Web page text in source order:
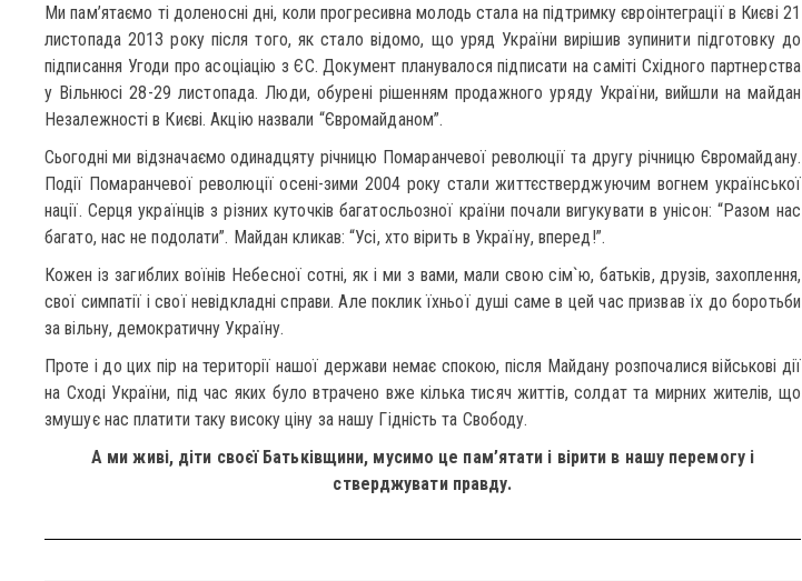
Ми пам’ятаємо ті доленосні дні, коли прогресивна молодь стала на підтримку євроінтеграції в Києві 21
листопада 2013 року після того, як стало відомо, що уряд України вирішив зупинити підготовку до
підписання Угоди про асоціацію з ЄС. Документ планувалося підписати на саміті Східного партнерства
у Вільнюсі 28-29 листопада. Люди, обурені рішенням продажного уряду України, вийшли на майдан
Незалежності в Києві. Акцію назвали “Євромайданом”.
Сьогодні ми відзначаємо одинадцяту річницю Помаранчевої революції та другу річницю Євромайдану.
Події Помаранчевої революції осені-зими 2004 року стали життєстверджуючим вогнем української
нації. Серця українців з різних куточків багатосльозної країни почали вигукувати в унісон: “Разом нас
багато, нас не подолати”. Майдан кликав: “Усі, хто вірить в Україну, вперед!”.
Кожен із загиблих воїнів Небесної сотні, як і ми з вами, мали свою сім`ю, батьків, друзів, захоплення,
свої симпатії і свої невідкладні справи. Але поклик їхньої душі саме в цей час призвав їх до боротьби
за вільну, демократичну Україну.
Проте і до цих пір на території нашої держави немає спокою, після Майдану розпочалися військові дії
на Сході України, під час яких було втрачено вже кілька тисяч життів, солдат та мирних жителів, що
змушує нас платити таку високу ціну за нашу Гідність та Свободу.
А ми живі, діти своєї Батьківщини, мусимо це пам’ятати і вірити в нашу перемогу і
стверджувати правду.